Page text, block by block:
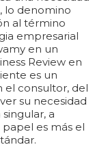
lo denomino
al término
empresarial
en un
Review en
es un
el consultor, del
su necesidad
a
es más el